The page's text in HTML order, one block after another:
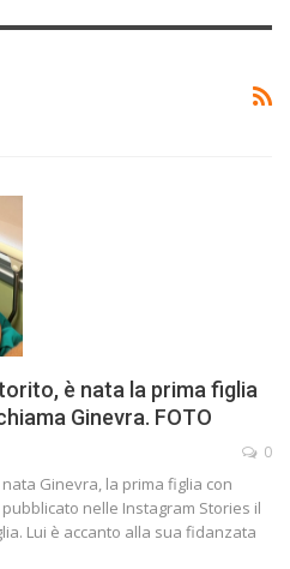
è nata la prima figlia
Ginevra. FOTO
0
Ginevra, la prima figlia con
nelle Instagram Stories il
Lui è accanto alla sua fidanzata